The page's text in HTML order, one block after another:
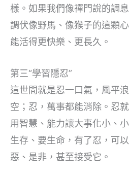
樣。如果我們像禪門說的調
調伏像野馬、像猴子的這顆
能活得更快樂、更長久。
第三“學習隱忍”
這世間就是忍一口氣，風平
空；忍，萬事都能消除。忍
用智慧、能力讓大事化小、
生存、要生命，有了忍，可
惡、是非，甚至接受它。